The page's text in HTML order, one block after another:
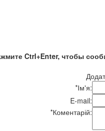
Ctrl+Enter, чтобы
*Ім'я:
E-mail:
*Коментарій: